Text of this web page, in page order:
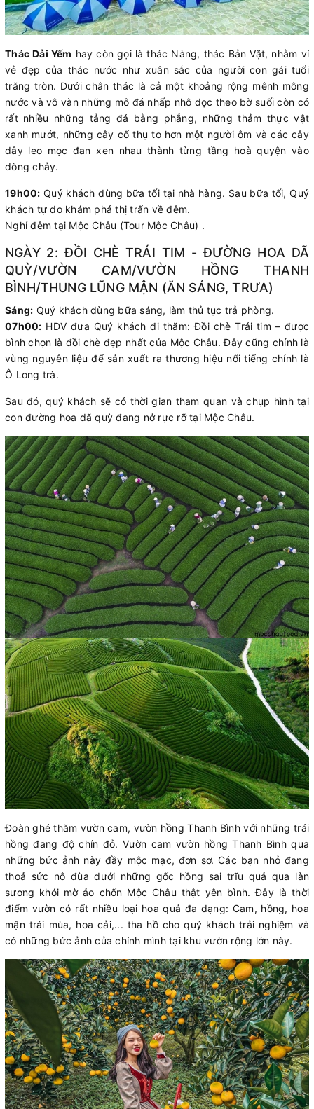
Thác Dải Yếm hay còn gọi là thác Nàng, thác Bản Vặt, nhằm ví
vẻ đẹp của thác nước như xuân sắc của người con gái tuổi
trăng tròn. Dưới chân thác là cả một khoảng rộng mênh mông
nước và vô vàn những mô đá nhấp nhô dọc theo bờ suối còn có
rất nhiều những tảng đá bằng phẳng, những thảm thực vật
xanh mướt, những cây cổ thụ to hơn một người ôm và các cây
dây leo mọc đan xen nhau thành từng tầng hoà quyện vào
dòng chảy.
19h00: Quý khách dùng bữa tối tại nhà hàng. Sau bữa tối, Quý
khách tự do khám phá thị trấn về đêm.
Nghỉ đêm tại Mộc Châu (Tour Mộc Châu) .
NGÀY 2: ĐỒI CHÈ TRÁI TIM - ĐƯỜNG HOA DÃ
QUỲ/VƯỜN CAM/VƯỜN HỒNG THANH
BÌNH/THUNG LŨNG MẬN (ĂN SÁNG, TRƯA)
Sáng: Quý khách dùng bữa sáng, làm thủ tục trả phòng.
07h00: HDV đưa Quý khách đi thăm: Đồi chè Trái tim – được
bình chọn là đồi chè đẹp nhất của Mộc Châu. Đây cũng chính là
vùng nguyên liệu để sản xuất ra thương hiệu nổi tiếng chính là
Ô Long trà.
Sau đó, quý khách sẽ có thời gian tham quan và chụp hình tại
con đường hoa dã quỳ đang nở rực rỡ tại Mộc Châu.
Đoàn ghé thăm vườn cam, vườn hồng Thanh Bình với những trái
hồng đang độ chín đỏ. Vườn cam vườn hồng Thanh Bình qua
những bức ảnh này đầy mộc mạc, đơn sơ. Các bạn nhỏ đang
thoả sức nô đùa dưới những gốc hồng sai trĩu quả qua làn
sương khói mờ ảo chốn Mộc Châu thật yên bình. Đây là thời
điểm vườn có rất nhiều loại hoa quả đa dạng: Cam, hồng, hoa
mận trái mùa, hoa cải,... tha hồ cho quý khách trải nghiệm và
có những bức ảnh của chính mình tại khu vườn rộng lớn này.